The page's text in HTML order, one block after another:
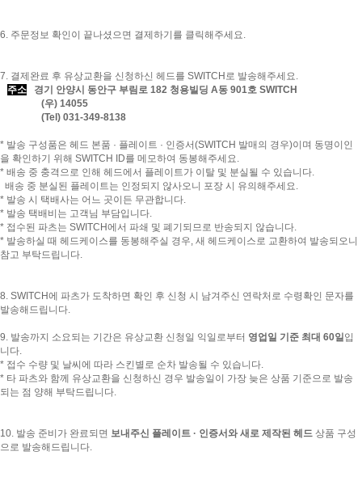
6. 주문정보 확인이 끝나셨으면 결제하기를 클릭해주세요.
7. 결제완료 후 유상교환을 신청하신 헤드를 SWITCH로 발송해주세요.
주소
경기 안양시 동안구 부림로 182 청용빌딩 A동 901호 SWITCH
(우) 14055
(Tel) 031-349-8138
* 발송 구성품은 헤드 본품 · 플레이트 · 인증서(SWITCH 발매의 경우)이며 동명이인
을 확인하기 위해 SWITCH ID를 메모하여 동봉해주세요.
* 배송 중 충격으로 인해 헤드에서 플레이트가 이탈 및 분실될 수 있습니다.
배송 중 분실된 플레이트는 인정되지 않사오니 포장 시 유의해주세요.
* 발송 시 택배사는 어느 곳이든 무관합니다.
* 발송 택배비는 고객님 부담입니다.
* 접수된 파츠는 SWITCH에서 파쇄 및 폐기되므로 반송되지 않습니다.
* 발송하실 때 헤드케이스를 동봉해주실 경우, 새 헤드케이스로 교환하여 발송되오니
참고 부탁드립니다.
8. SWITCH에 파츠가 도착하면 확인 후 신청 시 남겨주신 연락처로 수령확인 문자를
발송해드립니다.
9. 발송까지 소요되는 기간은 유상교환 신청일 익일로부터 영업일 기준 최대 60일입
니다.
* 접수 수량 및 날씨에 따라 스킨별로 순차 발송될 수 있습니다.
* 타 파츠와 함께 유상교환을 신청하신 경우 발송일이 가장 늦은 상품 기준으로 발송
되는 점 양해 부탁드립니다.
10. 발송 준비가 완료되면 보내주신 플레이트 · 인증서와 새로 제작된 헤드 상품 구성
으로 발송해드립니다.